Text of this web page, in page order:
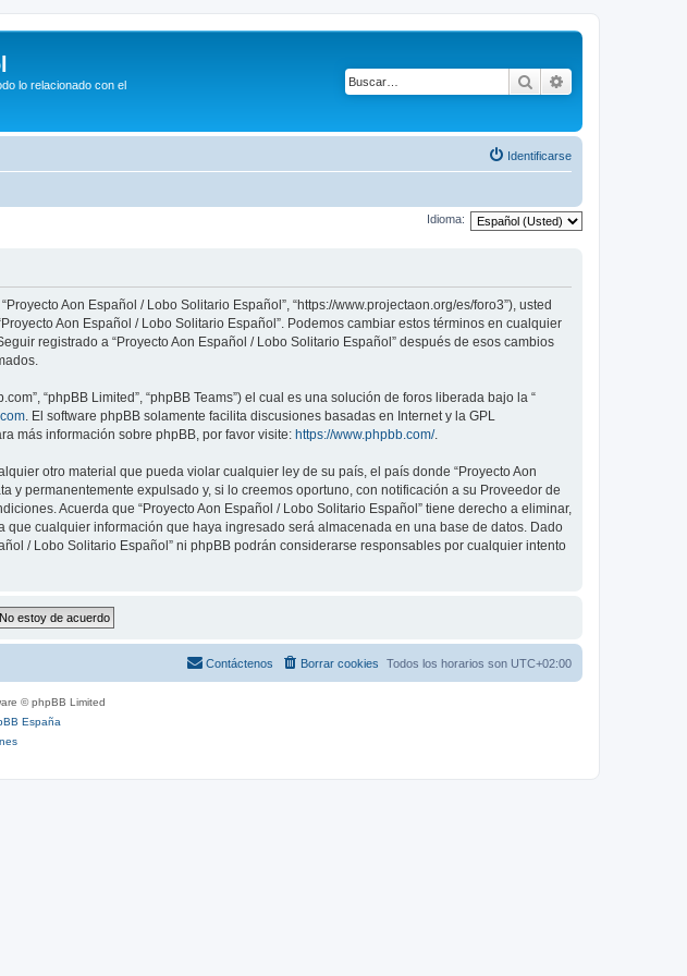
lo relacionado con el
Buscar
Identificarse
Idioma:
Aon Español / Lobo Solitario Español”, “https://www.projectaon.org/es/foro3”), usted
Aon Español / Lobo Solitario Español”. Podemos cambiar estos términos en cualquier
registrado a “Proyecto Aon Español / Lobo Solitario Español” después de esos cambios
“phpBB Limited”, “phpBB Teams”) el cual es una solución de foros liberada bajo la “
. El software phpBB solamente facilita discusiones basadas en Internet y la GPL
más información sobre phpBB, por favor visite: https://www.phpbb.com/.
otro material que pueda violar cualquier ley de su país, el país donde “Proyecto Aon
permanentemente expulsado y, si lo creemos oportuno, con notificación a su Proveedor de
Acuerda que “Proyecto Aon Español / Lobo Solitario Español” tiene derecho a eliminar,
cualquier información que haya ingresado será almacenada en una base de datos. Dado
/ Lobo Solitario Español” ni phpBB podrán considerarse responsables por cualquier intento
Todos los horarios son UTC+02:00
Borrar cookies
Contáctenos
© phpBB Limited
España